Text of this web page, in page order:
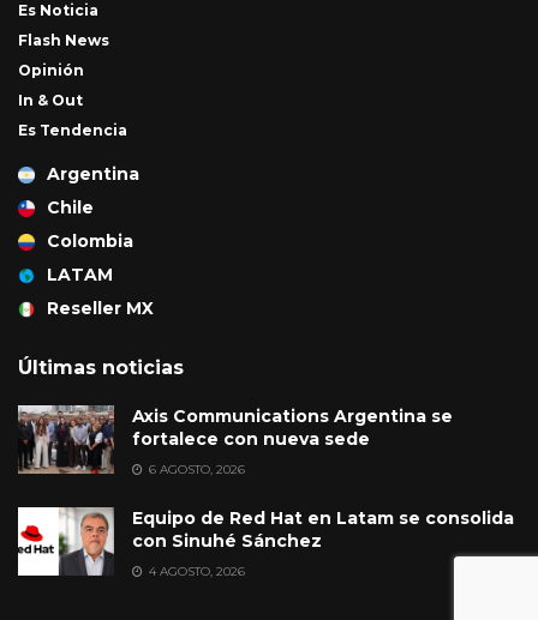
Es Noticia
Flash News
Opinión
In & Out
Es Tendencia
Argentina
Chile
Colombia
LATAM
Reseller MX
Últimas noticias
Axis Communications Argentina se
fortalece con nueva sede
6 AGOSTO, 2026
Equipo de Red Hat en Latam se consolida
con Sinuhé Sánchez
4 AGOSTO, 2026